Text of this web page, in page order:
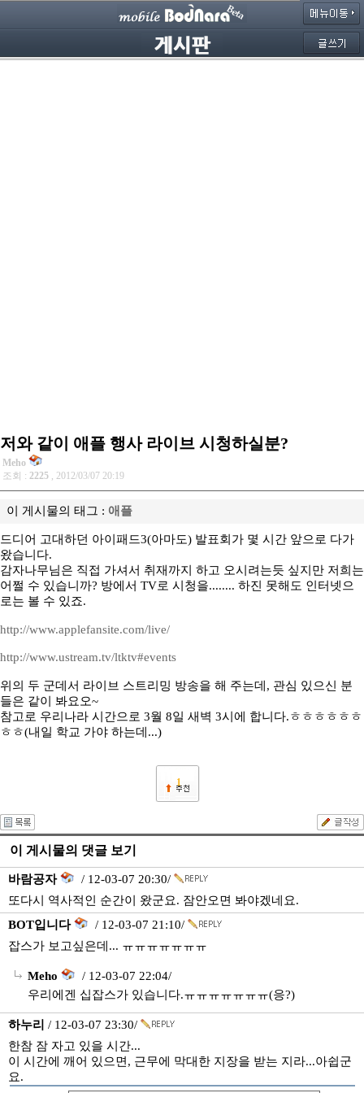
저와 같이 애플 행사 라이브 시청하실분?
Meho
조회 : 2225 , 2012/03/07 20:19
이 게시물의 태그 : 애플
드디어 고대하던 아이패드3(아마도) 발표회가 몇 시간 앞으로 다가
왔습니다.
감자나무님은 직접 가셔서 취재까지 하고 오시려는듯 싶지만 저희는
어쩔 수 있습니까? 방에서 TV로 시청을........ 하진 못해도 인터넷으
로는 볼 수 있죠.
http://www.applefansite.com/live/
http://www.ustream.tv/ltktv#events
위의 두 군데서 라이브 스트리밍 방송을 해 주는데, 관심 있으신 분
들은 같이 봐요오~
참고로 우리나라 시간으로 3월 8일 새벽 3시에 합니다.ㅎㅎㅎㅎㅎㅎ
ㅎㅎ(내일 학교 가야 하는데...)
1
이 게시물의 댓글 보기
바람공자
/ 12-03-07 20:30/
또다시 역사적인 순간이 왔군요. 잠안오면 봐야겠네요.
BOT입니다
/ 12-03-07 21:10/
잡스가 보고싶은데... ㅠㅠㅠㅠㅠㅠㅠ
Meho
/ 12-03-07 22:04/
우리에겐 십잡스가 있습니다.ㅠㅠㅠㅠㅠㅠㅠ(응?)
하누리 / 12-03-07 23:30/
한참 잠 자고 있을 시간...
이 시간에 깨어 있으면, 근무에 막대한 지장을 받는 지라...아쉽군
요.